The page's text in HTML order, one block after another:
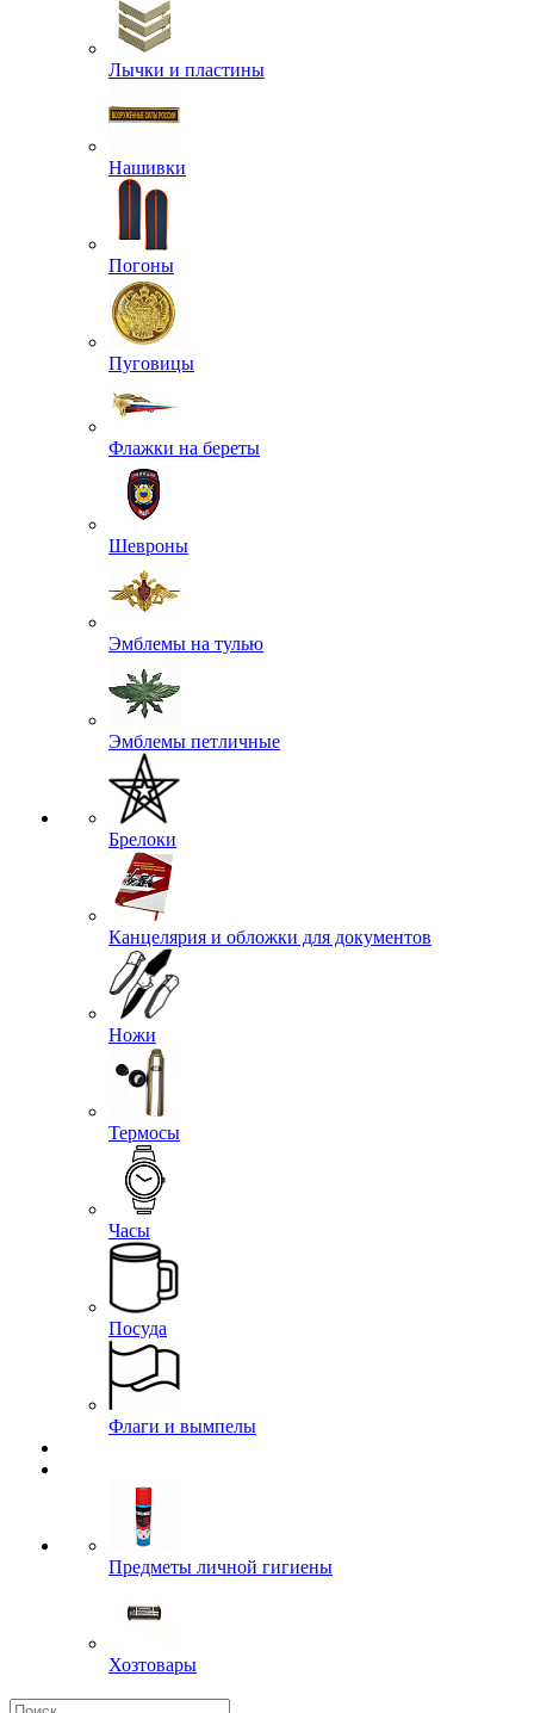
Лычки и пластины
Нашивки
Погоны
Пуговицы
Флажки на береты
Шевроны
Эмблемы на тулью
Эмблемы петличные
Брелоки
Канцелярия и обложки для документов
Ножи
Термосы
Часы
Посуда
Флаги и вымпелы
Предметы личной гигиены
Хозтовары